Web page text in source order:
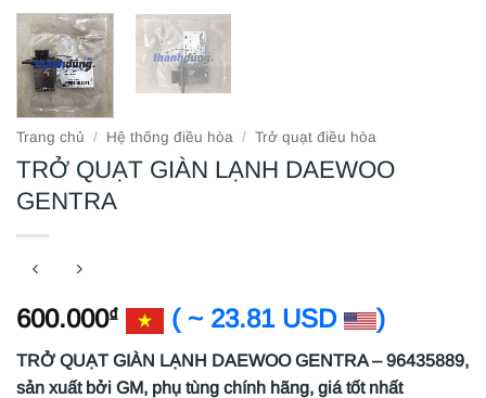
Trang chủ / Hệ thống điều hòa / Trở quạt điều hòa
TRỞ QUẠT GIÀN LẠNH DAEWOO
GENTRA
600.000₫ ( ~ 23.81 USD )
TRỞ QUẠT GIÀN LẠNH DAEWOO GENTRA – 96435889,
sản xuất bởi GM, phụ tùng chính hãng, giá tốt nhất